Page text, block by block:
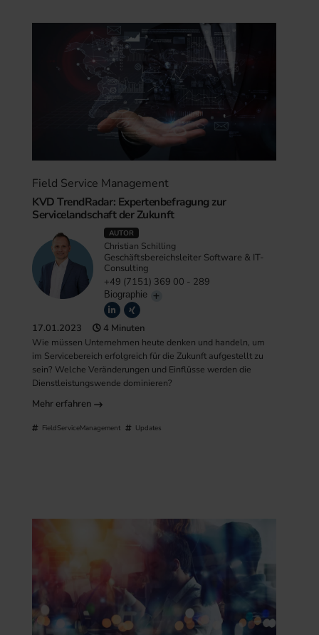
Field Service Management
KVD TrendRadar: Expertenbefragung zur
Servicelandschaft der Zukunft
AUTOR
Christian Schilling
Geschäftsbereichsleiter Software & IT-
Consulting
+49 (7151) 369 00 - 289
Biographie
17.01.2023 4 Minuten
Wie müssen Unternehmen heute denken und handeln, um
im Servicebereich erfolgreich für die Zukunft aufgestellt zu
sein? Welche Veränderungen und Einflüsse werden die
Dienstleistungswende dominieren?
Mehr erfahren
FieldServiceManagement Updates